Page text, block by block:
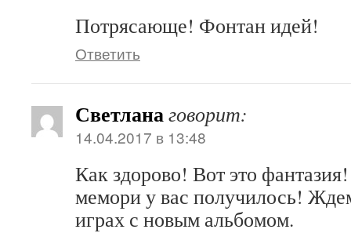
Потрясающе! Фонтан идей!
Ответить
Светланаговорит:
14.04.2017 в 13:48
Как здорово! Вот это
мемори у вас получилось!
играх с новым альбомом.